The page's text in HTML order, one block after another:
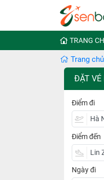
TRANG
Trang chủ
ĐẶT VÉ
Điểm đi
Điểm đến
Ngày đi